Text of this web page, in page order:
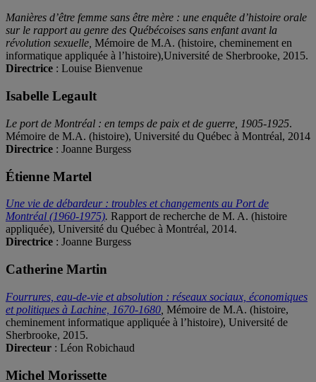
Manières d’être femme sans être mère : une enquête d’histoire orale
sur le rapport au genre des Québécoises sans enfant avant la
révolution sexuelle, Mémoire de M.A. (histoire, cheminement en
informatique appliquée à l’histoire),Université de Sherbrooke, 2015.
Directrice : Louise Bienvenue
Isabelle Legault
Le port de Montréal : en temps de paix et de guerre, 1905-1925.
Mémoire de M.A. (histoire), Université du Québec à Montréal, 2014
Directrice : Joanne Burgess
Étienne Martel
Une vie de débardeur : troubles et changements au Port de
Montréal (1960-1975). Rapport de recherche de M. A. (histoire
appliquée), Université du Québec à Montréal, 2014.
Directrice : Joanne Burgess
Catherine Martin
Fourrures, eau-de-vie et absolution : réseaux sociaux, économiques
et politiques à Lachine, 1670-1680 Mémoire de M.A. (histoire,
cheminement informatique appliquée à l’histoire), Université de
Sherbrooke, 2015.
Directeur : Léon Robichaud
Michel Morissette